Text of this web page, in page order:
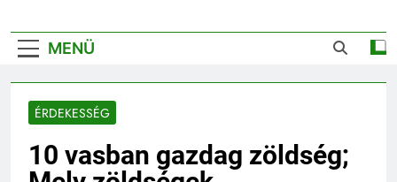
Kertészeti
Magazin |
Növénykereső És
Növényhatározó
MENÜ
ÉRDEKESSÉG
10 vasban gazdag zöldség;